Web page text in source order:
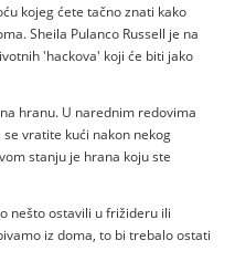
kojeg ćete tačno znati kako
Sheila Pulanco Russell je na
'hackova' koji će biti jako
hranu. U narednim redovima
vratite kući nakon nekog
stanju je hrana koju ste
nešto ostavili u frižideru ili
iz doma, to bi trebalo ostati